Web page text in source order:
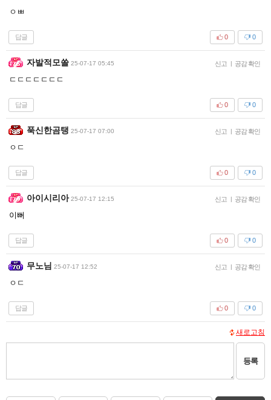
ㅇㅃ
답글 0
0
자발적모쏠 25-07-17 05:45 신고 | 공감 확인
ㄷㄷㄷㄷㄷㄷㄷ
답글 0
0
푹신한곰탱 25-07-17 07:00 신고 | 공감 확인
ㅇㄷ
답글 0
0
아이시리아 25-07-17 12:15 신고 | 공감 확인
이뻐
답글 0
0
무노님 25-07-17 12:52 신고 | 공감 확인
ㅇㄷ
답글 0
0
새로고침
등록